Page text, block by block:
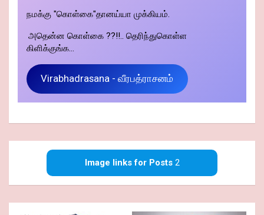
நமக்கு "கொள்கை"தானய்யா முக்கியம்.
அதென்ன கொள்கை ??!!.. தெரிந்துகொள்ள
கிளிக்குங்க...
Virabhadrasana - வீரபத்ராசனம்
Image links for Posts2